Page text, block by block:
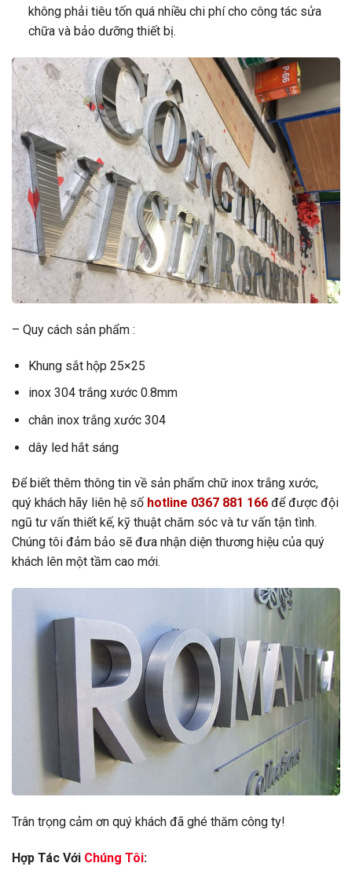
không phải tiêu tốn quá nhiều chi phí cho công tác sửa
chữa và bảo dưỡng thiết bị.
– Quy cách sản phẩm :
Khung sắt hộp 25×25
inox 304 trắng xước 0.8mm
chân inox trắng xước 304
dây led hắt sáng
Để biết thêm thông tin về sản phẩm chữ inox trắng xước,
quý khách hãy liên hệ số hotline 0367 881 166 để được đội
ngũ tư vấn thiết kế, kỹ thuật chăm sóc và tư vấn tận tình.
Chúng tôi đảm bảo sẽ đưa nhận diện thương hiệu của quý
khách lên một tầm cao mới.
Trân trọng cảm ơn quý khách đã ghé thăm công ty!
Hợp Tác Với Chúng Tôi: